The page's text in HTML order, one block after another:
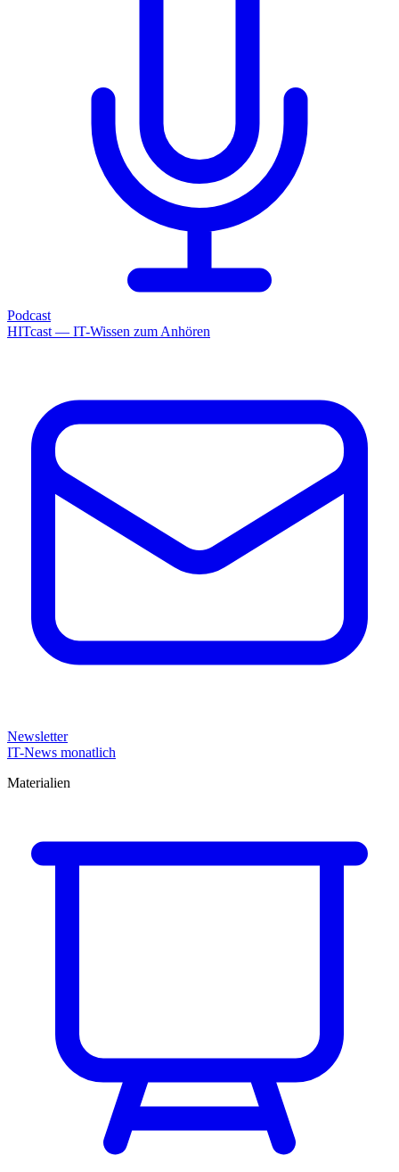
Podcast
HITcast — IT-Wissen zum Anhören
Newsletter
IT-News monatlich
Materialien